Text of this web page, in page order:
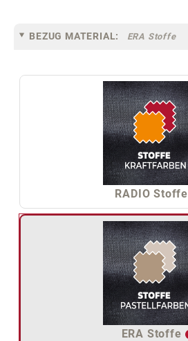
BEZUG MATERIAL: ERA Stoffe
RADIO Stoffe
ERA Stoffe